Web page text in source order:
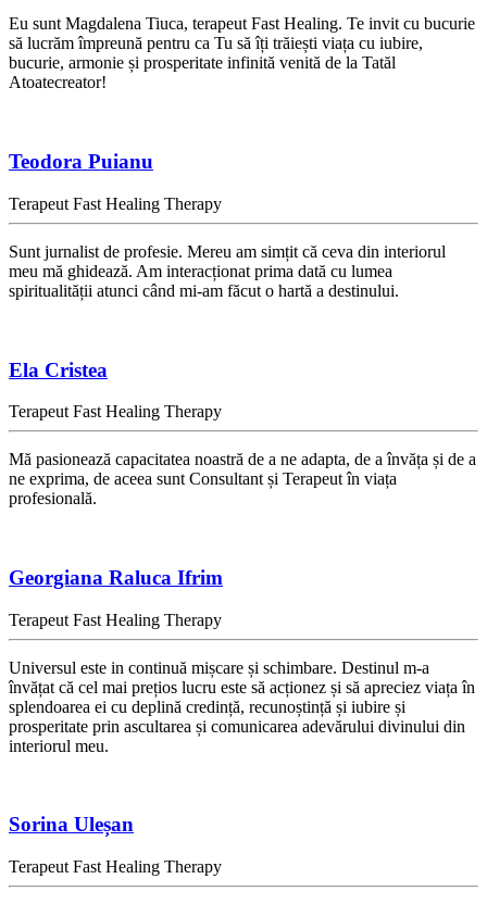
Eu sunt Magdalena Tiuca, terapeut Fast Healing. Te invit cu bucurie
să lucrăm împreună pentru ca Tu să îți trăiești viața cu iubire,
bucurie, armonie și prosperitate infinită venită de la Tatăl
Atoatecreator!
Teodora Puianu
Terapeut Fast Healing Therapy
Sunt jurnalist de profesie. Mereu am simțit că ceva din interiorul
meu mă ghidează. Am interacționat prima dată cu lumea
spiritualității atunci când mi-am făcut o hartă a destinului.
Ela Cristea
Terapeut Fast Healing Therapy
Mă pasionează capacitatea noastră de a ne adapta, de a învăța și de a
ne exprima, de aceea sunt Consultant și Terapeut în viața
profesională.
Georgiana Raluca Ifrim
Terapeut Fast Healing Therapy
Universul este in continuă mișcare și schimbare. Destinul m-a
învățat că cel mai prețios lucru este să acționez și să apreciez viața în
splendoarea ei cu deplină credință, recunoștință și iubire și
prosperitate prin ascultarea și comunicarea adevărului divinului din
interiorul meu.
Sorina Uleșan
Terapeut Fast Healing Therapy